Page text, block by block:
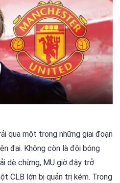
qua một trong những giai đoạn
đại. Không còn là đội bóng
dè chừng, MU giờ đây trở
CLB lớn bị quản trị kém. Trong